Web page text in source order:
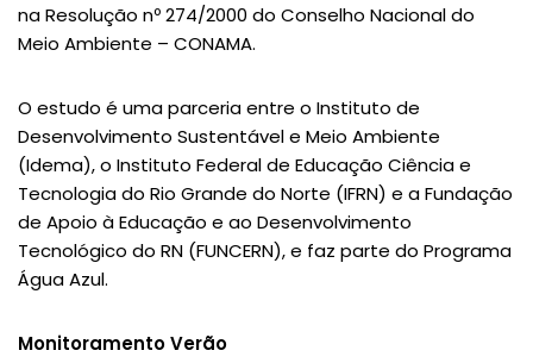
na Resolução nº 274/2000 do Conselho Nacional do
Meio Ambiente – CONAMA.
O estudo é uma parceria entre o Instituto de
Desenvolvimento Sustentável e Meio Ambiente
(Idema), o Instituto Federal de Educação Ciência e
Tecnologia do Rio Grande do Norte (IFRN) e a Fundação
de Apoio à Educação e ao Desenvolvimento
Tecnológico do RN (FUNCERN), e faz parte do Programa
Água Azul.
Monitoramento Verão